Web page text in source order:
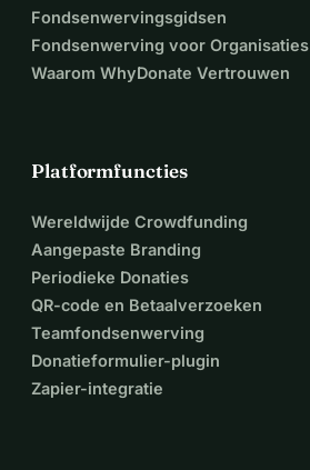
Fondsenwervingsgidsen
Fondsenwerving voor Organisaties
Waarom WhyDonate Vertrouwen
Platformfuncties
Wereldwijde Crowdfunding
Aangepaste Branding
Periodieke Donaties
QR-code en Betaalverzoeken
Teamfondsenwerving
Donatieformulier-plugin
Zapier-integratie